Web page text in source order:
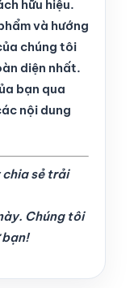
hữu hiệu.
và hướng
chúng tôi
diện nhất.
bạn qua
nội dung
chia sẻ trải
Chúng tôi
bạn!